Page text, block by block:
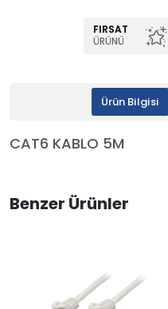
FIRSAT
ÜRÜNÜ
Ürün Bilgisi
CAT6 KABLO 5M
Benzer Ürünler